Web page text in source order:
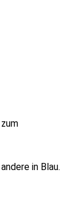
in Blau.